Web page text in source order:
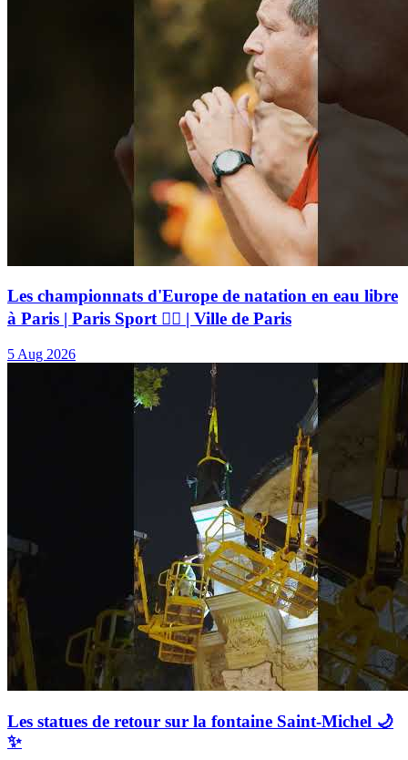
Les championnats d'Europe de natation en eau libre
à Paris | Paris Sport 🏃‍♂️ | Ville de Paris
5 Aug 2026
Les statues de retour sur la fontaine Saint-Michel 🌙
✨